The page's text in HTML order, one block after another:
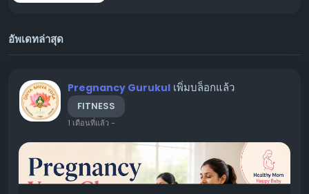
อัพเดทล่าสุด
Pregnancy Gurukul เพิ่มบล็อกแล้ว
FITNESS
1 เดือนที่แล้ว-